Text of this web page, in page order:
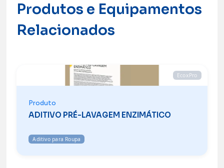
Produtos e Equipamentos
Relacionados
EcoxPro
Produto
ADITIVO PRÉ-LAVAGEM ENZIMÁTICO
Aditivo para Roupa